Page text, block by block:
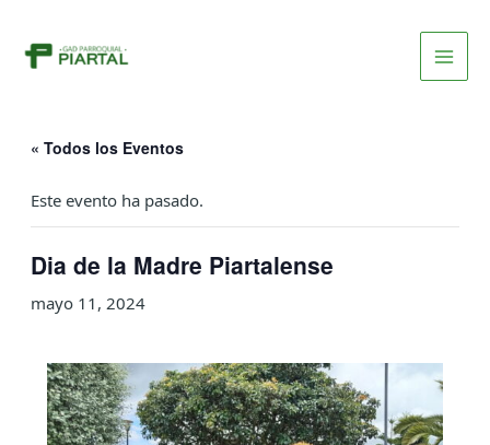
contenido
« Todos los Eventos
Este evento ha pasado.
Dia de la Madre Piartalense
mayo 11, 2024